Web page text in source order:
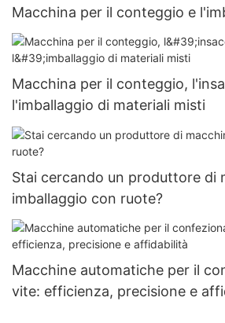
Macchina per il conteggio e
Macchina per l'imballaggio per
Macchina per il conteggio,
l'imballaggio di materiali misti
Stai cercando un produttore di
imballaggio con ruote?
Macchine automatiche per il
vite: efficienza, precisione e